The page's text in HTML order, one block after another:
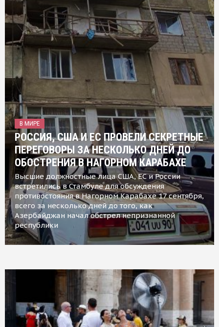
В МИРЕ
РОССИЯ, США И ЕС ПРОВЕЛИ СЕКРЕТНЫЕ
ПЕРЕГОВОРЫ ЗА НЕСКОЛЬКО ДНЕЙ ДО
ОБОСТРЕНИЯ В НАГОРНОМ КАРАБАХЕ
Высшие должностные лица США, ЕС и России
встретились в Стамбуле для обсуждения
противостояния в Нагорном Карабахе 17 сентября,
всего за несколько дней до того, как
Азербайджан начал обстрел непризнанной
республики